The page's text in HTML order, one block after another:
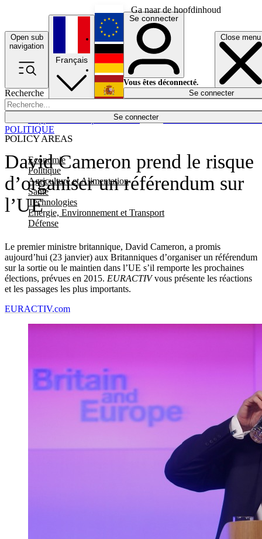
Ga naar de hoofdinhoud
Open sub
navigation
Close menu
Recherche
Se connecter
POLICY AREAS
Economie
Politique
Agriculture et Alimentation
Santé
Technologies
Energie, Environnement et Transport
Défense
Économie
Français
English
Deutsch
Español
Se connecter
Vous êtes déconnecté.
Se connecter
David Cameron prend le risque
d’organiser un référendum sur
l’UE
Le premier ministre britannique, David Cameron, a promis
aujourd’hui (23 janvier) aux Britanniques d’organiser un référendum
sur la sortie ou le maintien dans l’UE s’il remporte les prochaines
élections, prévues en 2015. EURACTIVvous présente les réactions
et les passages les plus importants.
POLITIQUE
EURACTIV.com